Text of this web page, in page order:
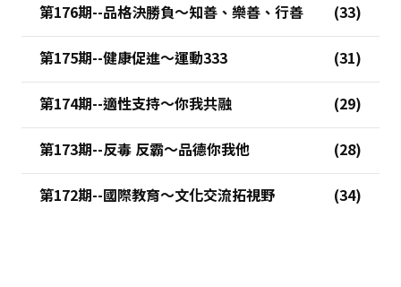
第176期--品格決勝負～知善、樂善、行善
第175期--健康促進～運動333
第174期--適性支持～你我共融
第173期--反毒 反霸～品德你我他
第172期--國際教育～文化交流拓視野